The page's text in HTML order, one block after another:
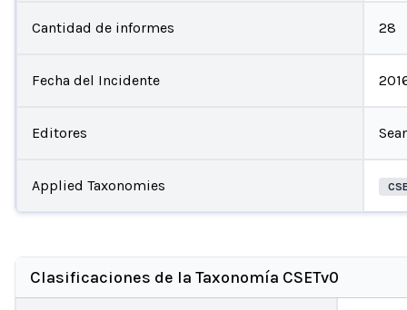
Cantidad de informes 28
Fecha del Incidente
Editores
Applied Taxonomies
Clasificaciones de la Taxonomía CSETv0